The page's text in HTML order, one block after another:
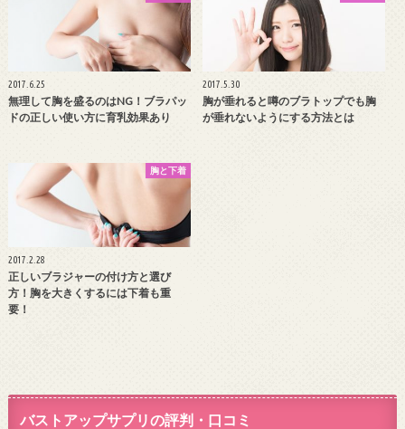
2017.6.25
無理して胸を盛るのはNG！ブラパッ
ドの正しい使い方に育乳効果あり
2017.5.30
胸が垂れると噂のブラトップでも胸
が垂れないようにする方法とは
胸と下着
2017.2.28
正しいブラジャーの付け方と選び
方！胸を大きくするには下着も重
要！
バストアップサプリの評判・口コミ